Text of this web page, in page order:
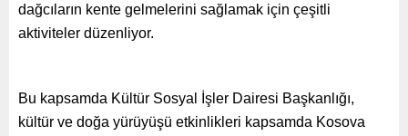
dağcıların kente gelmelerini sağlamak için çeşitli
aktiviteler düzenliyor.
Bu kapsamda Kültür Sosyal İşler Dairesi Başkanlığı,
kültür ve doğa yürüyüşü etkinlikleri kapsamda Kosova